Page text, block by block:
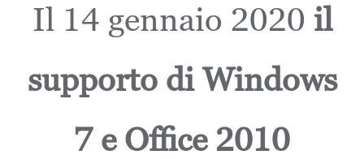
Il 14 gennaio 2020 il
supporto di Windows
7 e Office 2010